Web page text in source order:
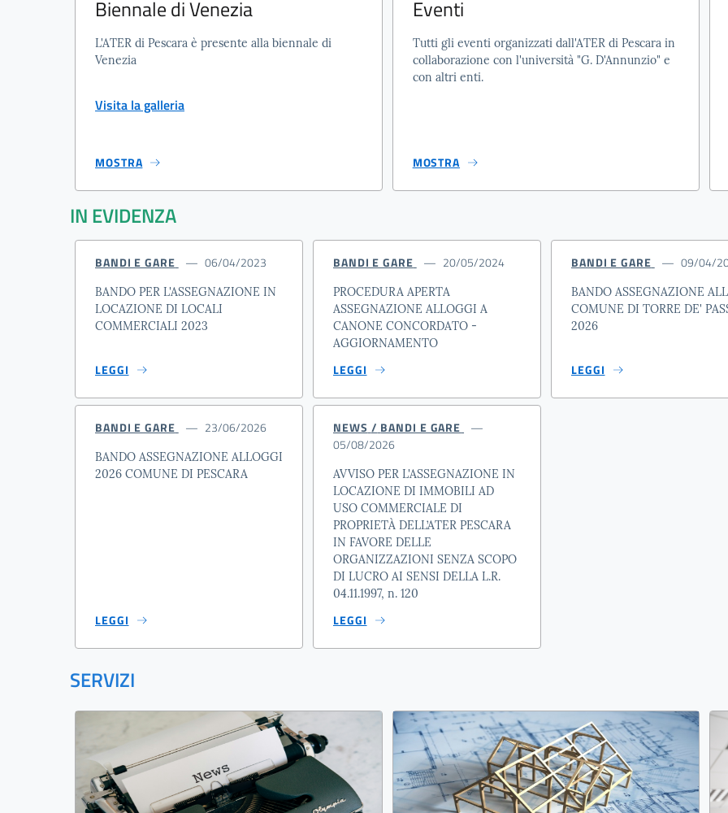
Biennale di Venezia
L'ATER di Pescara è presente alla biennale di
Venezia
Visita la galleria
MOSTRA
Eventi
Tutti gli eventi organizzati dall'ATER di Pescara in
collaborazione con l'università "G. D'Annunzio" e
con altri enti.
MOSTRA
IN EVIDENZA
BANDI E GARE 06/04/2023
BANDO PER L'ASSEGNAZIONE IN
LOCAZIONE DI LOCALI
COMMERCIALI 2023
LEGGI
BANDI E GARE 20/05/2024
PROCEDURA APERTA
ASSEGNAZIONE ALLOGGI A
CANONE CONCORDATO -
AGGIORNAMENTO
LEGGI
BANDI E GARE 09/04/
BANDO ASSEGNAZIONE
COMUNE DI TORRE DE'
2026
LEGGI
BANDI E GARE 23/06/2026
BANDO ASSEGNAZIONE ALLOGGI
2026 COMUNE DI PESCARA
LEGGI
NEWS / BANDI E GARE
05/08/2026
AVVISO PER L'ASSEGNAZIONE IN
LOCAZIONE DI IMMOBILI AD
USO COMMERCIALE DI
PROPRIETÀ DELL’ATER PESCARA
IN FAVORE DELLE
ORGANIZZAZIONI SENZA SCOPO
DI LUCRO AI SENSI DELLA L.R.
04.11.1997, n. 120
LEGGI
SERVIZI